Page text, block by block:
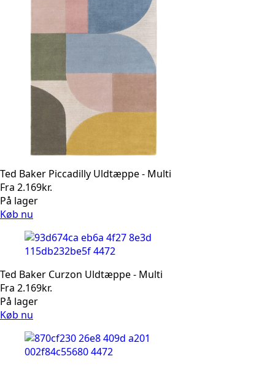
Ted Baker Piccadilly Uldtæppe - Multi
Fra 2.169kr.
På lager
Køb nu
Ted Baker Curzon Uldtæppe - Multi
Fra 2.169kr.
På lager
Køb nu